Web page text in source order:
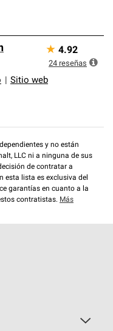
Sitio web
★ 4.92
24 reseñas
y no están
LLC ni a ninguna de sus
de contratar a
esta lista es exclusiva del
garantías en cuanto a la
contratistas. Más